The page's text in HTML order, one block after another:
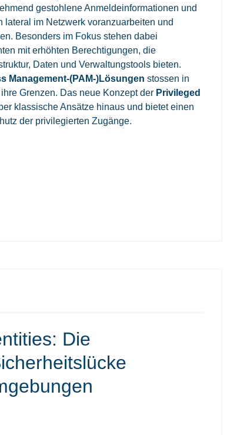
gestohlene Anmeldeinformationen und
lateral im Netzwerk voranzuarbeiten und
Besonders im Fokus stehen dabei
mit erhöhten Berechtigungen, die
Daten und Verwaltungstools bieten.
Management-(PAM-)Lösungen stossen in
Grenzen. Das neue Konzept der Privileged
klassische Ansätze hinaus und bietet einen
der privilegierten Zugänge.
Die